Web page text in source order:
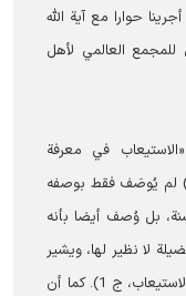
حوارا مع آية الله
العالمي لأهل
في معرفة
(ع) لم يُوصَف فقط بوصفه
بل وُصف أيضا بأنه
لا نظير لها، ويشير
إلى أن المذهب الجعفري يُنسب إلى اسمه (الاستيعاب، ج 1). كما أن